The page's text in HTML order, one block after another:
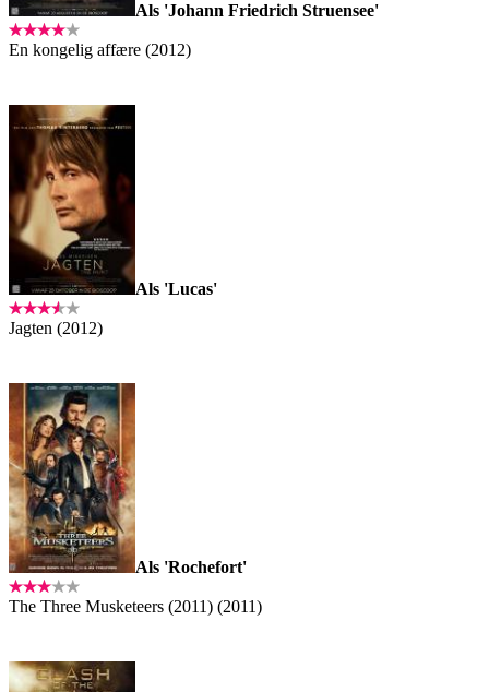
Als 'Johann Friedrich Struensee'
En kongelig affære (2012)
Als 'Lucas'
Jagten (2012)
Als 'Rochefort'
The Three Musketeers (2011) (2011)